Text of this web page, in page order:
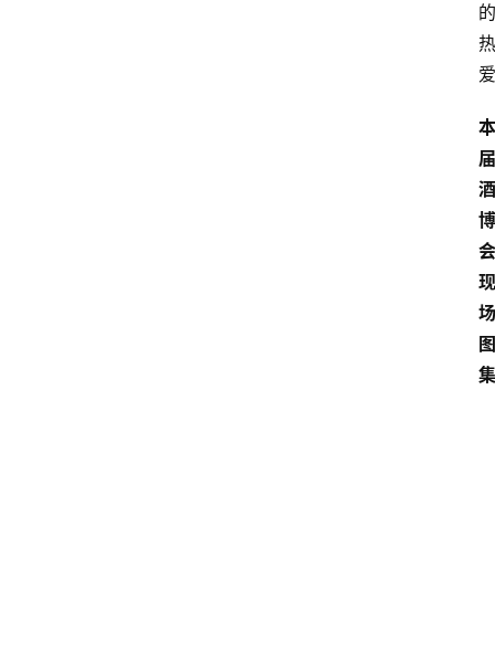
的
热
爱
本
届
酒
博
会
现
场
图
集